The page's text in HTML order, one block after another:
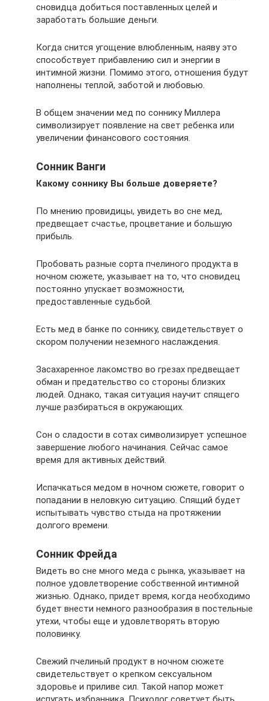
сновидца добиться поставленных целей и
заработать большие деньги.
Когда снится угощение влюбленным, наяву это
способствует прибавлению сил и энергии в
интимной жизни. Помимо этого, отношения будут
наполнены теплой, заботой и любовью.
В общем значении мед по соннику Миллера
символизирует появление на свет ребенка или
увеличении финансового состояния.
Сонник Ванги
Какому соннику Вы больше доверяете?
По мнению провидицы, увидеть во сне мед,
предвещает счастье, процветание и большую
прибыль.
Пробовать разные сорта пчелиного продукта в
ночном сюжете, указывает на то, что сновидец
постоянно упускает возможности,
предоставленные судьбой.
Есть мед в банке по соннику, свидетельствует о
скором получении неземного наслаждения.
Засахаренное лакомство во грезах предвещает
обман и предательство со стороны близких
людей. Однако, такая ситуация научит спящего
лучше разбираться в окружающих.
Сон о сладости в сотах символизирует успешное
завершение любого начинания. Сейчас самое
время для активных действий.
Испачкаться медом в ночном сюжете, говорит о
попадании в неловкую ситуацию. Спящий будет
испытывать чувство стыда на протяжении
долгого времени.
Сонник Фрейда
Видеть во сне много меда с рынка, указывает на
полное удовлетворение собственной интимной
жизнью. Однако, придет время, когда необходимо
будет внести немного разнообразия в постельные
утехи, чтобы еще и удовлетворять вторую
половинку.
Свежий пчелиный продукт в ночном сюжете
свидетельствует о крепком сексуальном
здоровье и приливе сил. Такой напор может